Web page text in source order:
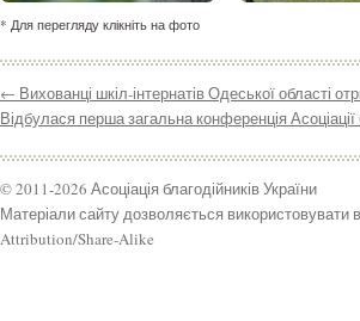
* Для перегляду клікніть на фото
← Вихованці шкіл-інтернатів Одеської області
Відбулася перша загальна конференція Асоціації
© 2011-2026 Асоціація благодійників України
Матеріали сайту дозволяється використовувати
Attribution/Share-Alike